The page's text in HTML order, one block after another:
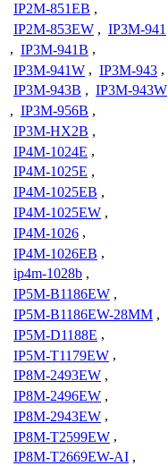
IP2M-851EB ,
IP2M-853EW , IP3M-941
, IP3M-941B ,
IP3M-941W , IP3M-943 ,
IP3M-943B , IP3M-943W
, IP3M-956B ,
IP3M-HX2B ,
IP4M-1024E ,
IP4M-1025E ,
IP4M-1025EB ,
IP4M-1025EW ,
IP4M-1026 ,
IP4M-1026EB ,
ip4m-1028b ,
IP5M-B1186EW ,
IP5M-B1186EW-28MM ,
IP5M-D1188E ,
IP5M-T1179EW ,
IP8M-2493EW ,
IP8M-2496EW ,
IP8M-2943EW ,
IP8M-T2599EW ,
IP8M-T2669EW-AI ,